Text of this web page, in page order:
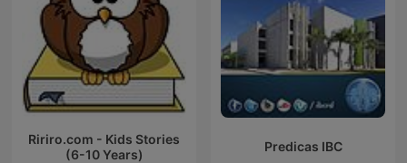
Ririro.com - Kids Stories
(6-10 Years)
Predicas IBC